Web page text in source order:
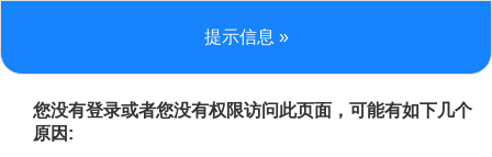
提示信息 »
您没有登录或者您没有权限访问此页面，可能有如下几个
原因: